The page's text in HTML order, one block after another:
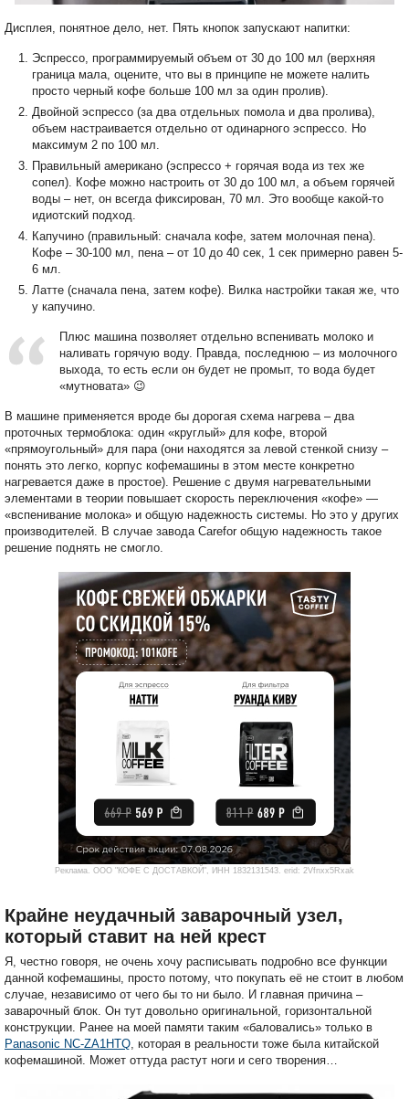
Дисплея, понятное дело, нет. Пять кнопок запускают напитки:
Эспрессо, программируемый объем от 30 до 100 мл (верхняя
граница мала, оцените, что вы в принципе не можете налить
просто черный кофе больше 100 мл за один пролив).
Двойной эспрессо (за два отдельных помола и два пролива),
объем настраивается отдельно от одинарного эспрессо. Но
максимум 2 по 100 мл.
Правильный американо (эспрессо + горячая вода из тех же
сопел). Кофе можно настроить от 30 до 100 мл, а объем горячей
воды – нет, он всегда фиксирован, 70 мл. Это вообще какой-то
идиотский подход.
Капучино (правильный: сначала кофе, затем молочная пена).
Кофе – 30-100 мл, пена – от 10 до 40 сек, 1 сек примерно равен 5-
6 мл.
Латте (сначала пена, затем кофе). Вилка настройки такая же, что
у капучино.
Плюс машина позволяет отдельно вспенивать молоко и
наливать горячую воду. Правда, последнюю – из молочного
выхода, то есть если он будет не промыт, то вода будет
«мутновата» 😉
В машине применяется вроде бы дорогая схема нагрева – два
проточных термоблока: один «круглый» для кофе, второй
«прямоугольный» для пара (они находятся за левой стенкой снизу –
понять это легко, корпус кофемашины в этом месте конкретно
нагревается даже в простое). Решение с двумя нагревательными
элементами в теории повышает скорость переключения «кофе» —
«вспенивание молока» и общую надежность системы. Но это у других
производителей. В случае завода Carefor общую надежность такое
решение поднять не смогло.
Реклама. ООО "КОФЕ С ДОСТАВКОЙ", ИНН 1832131543. erid: 2Vfnxx5Rxak
Крайне неудачный заварочный узел,
который ставит на ней крест
Я, честно говоря, не очень хочу расписывать подробно все функции
данной кофемашины, просто потому, что покупать её не стоит в любом
случае, независимо от чего бы то ни было. И главная причина –
заварочный блок. Он тут довольно оригинальной, горизонтальной
конструкции. Ранее на моей памяти таким «баловались» только в
Panasonic NC-ZA1HTQ , которая в реальности тоже была китайской
кофемашиной. Может оттуда растут ноги и сего творения…